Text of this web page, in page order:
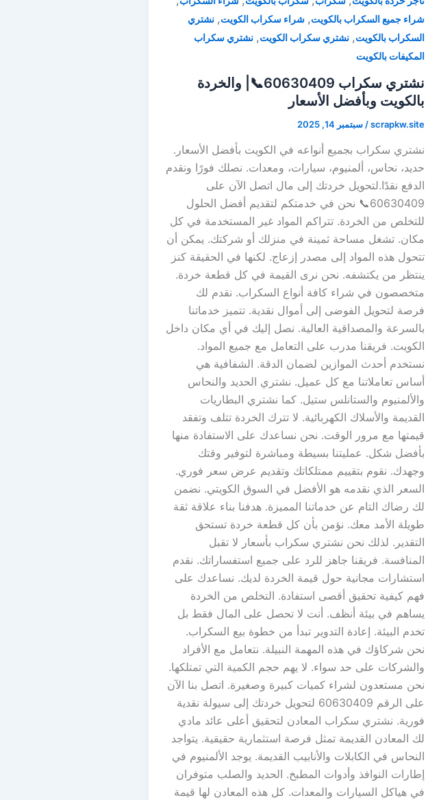
شراء جميع السكراب بالكويت, شراء سكراب الكويت, نشتري
السكراب بالكويت, نشتري سكراب الكويت, نشتري سكراب
المكيفات بالكويت
نشتري سكراب 60630409📞| والخردة
بالكويت وبأفضل الأسعار
scrapkw.site
/ سبتمبر 14, 2025
نشتري سكراب بجميع أنواعه في الكويت بأفضل الأسعار.
حديد، نحاس، ألمنيوم، سيارات، ومعدات. نصلك فورًا ونقدم
الدفع نقدًا.لتحويل خردتك إلى مال اتصل الآن على
60630409📞 نحن في خدمتكم لتقديم أفضل الحلول
للتخلص من الخردة. تتراكم المواد غير المستخدمة في كل
مكان. تشغل مساحة ثمينة في منزلك أو شركتك. يمكن أن
تتحول هذه المواد إلى مصدر إزعاج. لكنها في الحقيقة كنز
ينتظر من يكتشفه. نحن نرى القيمة في كل قطعة خردة.
متخصصون في شراء كافة أنواع السكراب. نقدم لك
فرصة لتحويل الفوضى إلى أموال نقدية. تتميز خدماتنا
بالسرعة والمصداقية العالية. نصل إليك في أي مكان داخل
الكويت. فريقنا مدرب على التعامل مع جميع المواد.
نستخدم أحدث الموازين لضمان الدقة. الشفافية هي
أساس تعاملاتنا مع كل عميل. نشتري الحديد والنحاس
والألمنيوم والستانلس ستيل. كما نشتري البطاريات
القديمة والأسلاك الكهربائية. لا تترك الخردة تتلف وتفقد
قيمتها مع مرور الوقت. نحن نساعدك على الاستفادة منها
بأفضل شكل. عمليتنا بسيطة ومباشرة لتوفير وقتك
وجهدك. نقوم بتقييم ممتلكاتك وتقديم عرض سعر فوري.
السعر الذي نقدمه هو الأفضل في السوق الكويتي. نضمن
لك رضاك التام عن خدماتنا المميزة. هدفنا بناء علاقة ثقة
طويلة الأمد معك. نؤمن بأن كل قطعة خردة تستحق
التقدير. لذلك نحن نشتري سكراب بأسعار لا تقبل
المنافسة. فريقنا جاهز للرد على جميع استفساراتك. نقدم
استشارات مجانية حول قيمة الخردة لديك. نساعدك على
فهم كيفية تحقيق أقصى استفادة. التخلص من الخردة
يساهم في بيئة أنظف. أنت لا تحصل على المال فقط بل
تخدم البيئة. إعادة التدوير تبدأ من خطوة بيع السكراب.
نحن شركاؤك في هذه المهمة النبيلة. نتعامل مع الأفراد
والشركات على حد سواء. لا يهم حجم الكمية التي تمتلكها.
نحن مستعدون لشراء كميات كبيرة وصغيرة. اتصل بنا الآن
على الرقم 60630409 لتحويل خردتك إلى سيولة نقدية
فورية. نشتري سكراب المعادن لتحقيق أعلى عائد مادي
لك المعادن القديمة تمثل فرصة استثمارية حقيقية. يتواجد
النحاس في الكابلات والأنابيب القديمة. يوجد الألمنيوم في
إطارات النوافذ وأدوات المطبخ. الحديد والصلب متوفران
في هياكل السيارات والمعدات. كل هذه المعادن لها قيمة